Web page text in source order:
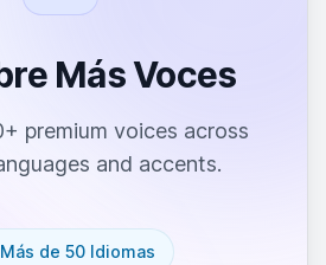
Más Voces
premium voices across
and accents.
Más de 50 Idiomas